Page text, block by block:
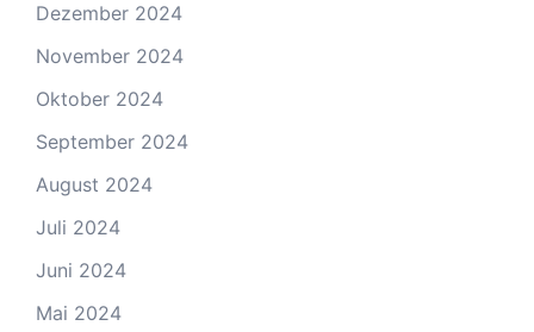
Dezember 2024
November 2024
Oktober 2024
September 2024
August 2024
Juli 2024
Juni 2024
Mai 2024